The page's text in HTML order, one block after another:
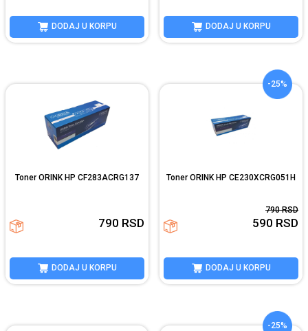
DODAJ U KORPU DODAJ U KORPU
Toner ORINK HP CF283ACRG137
790 RSD
DODAJ U KORPU
-25%
Toner ORINK HP CE230XCRG051H
790RSD
590 RSD
DODAJ U KORPU
-25%